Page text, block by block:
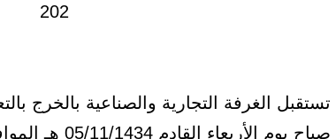
تستقبل الغرفة التجارية والصناعية بالخرج